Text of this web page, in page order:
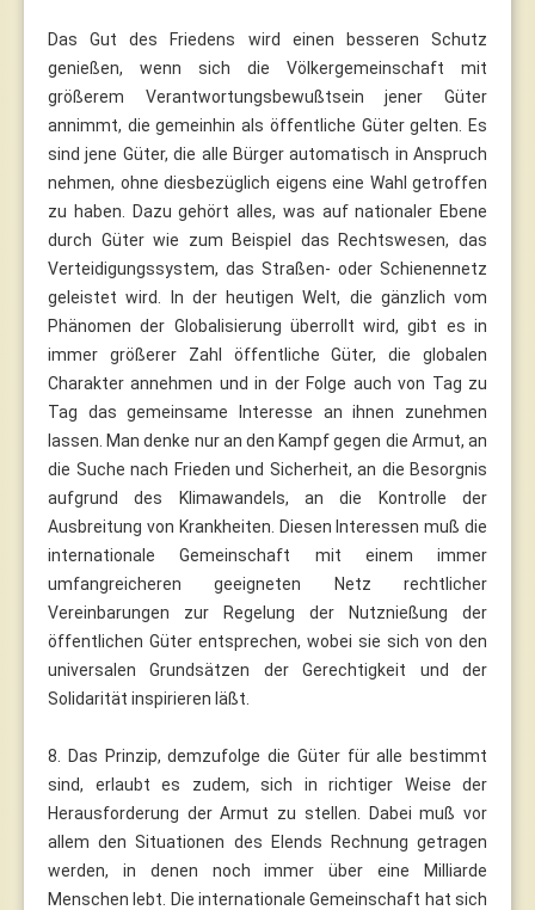
Das Gut des Friedens wird einen besseren Schutz
genießen, wenn sich die Völkergemeinschaft mit
größerem Verantwortungsbewußtsein jener Güter
annimmt, die gemeinhin als öffentliche Güter gelten. Es
sind jene Güter, die alle Bürger automatisch in Anspruch
nehmen, ohne diesbezüglich eigens eine Wahl getroffen
zu haben. Dazu gehört alles, was auf nationaler Ebene
durch Güter wie zum Beispiel das Rechtswesen, das
Verteidigungssystem, das Straßen- oder Schienennetz
geleistet wird. In der heutigen Welt, die gänzlich vom
Phänomen der Globalisierung überrollt wird, gibt es in
immer größerer Zahl öffentliche Güter, die globalen
Charakter annehmen und in der Folge auch von Tag zu
Tag das gemeinsame Interesse an ihnen zunehmen
lassen. Man denke nur an den Kampf gegen die Armut, an
die Suche nach Frieden und Sicherheit, an die Besorgnis
aufgrund des Klimawandels, an die Kontrolle der
Ausbreitung von Krankheiten. Diesen Interessen muß die
internationale Gemeinschaft mit einem immer
umfangreicheren geeigneten Netz rechtlicher
Vereinbarungen zur Regelung der Nutznießung der
öffentlichen Güter entsprechen, wobei sie sich von den
universalen Grundsätzen der Gerechtigkeit und der
Solidarität inspirieren läßt.
8. Das Prinzip, demzufolge die Güter für alle bestimmt
sind, erlaubt es zudem, sich in richtiger Weise der
Herausforderung der Armut zu stellen. Dabei muß vor
allem den Situationen des Elends Rechnung getragen
werden, in denen noch immer über eine Milliarde
Menschen lebt. Die internationale Gemeinschaft hat sich